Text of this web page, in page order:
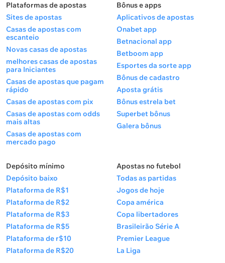
Plataformas de apostas
Sites de apostas
Casas de apostas com
escanteio
Novas casas de apostas
melhores casas de apostas
para Iniciantes
Casas de apostas que pagam
rápido
Casas de apostas com pix
Casas de apostas com odds
mais altas
Casas de apostas com
mercado pago
Bônus e apps
Aplicativos de apostas
Onabet app
Betnacional app
Betboom app
Esportes da sorte app
Bônus de cadastro
Aposta grátis
Bônus estrela bet
Superbet bônus
Galera bônus
Depósito mínimo
Depósito baixo
Plataforma de R$1
Plataforma de R$2
Plataforma de R$3
Plataforma de R$5
Plataforma de r$10
Plataforma de R$20
Apostas no futebol
Todas as partidas
Jogos de hoje
Copa américa
Copa libertadores
Brasileirão Série A
Premier League
La Liga